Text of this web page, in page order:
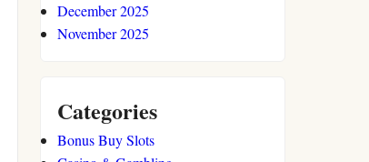
December 2025
November 2025
Categories
Bonus Buy Slots